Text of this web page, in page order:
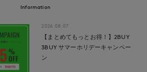
Information
2026.08.07
【まとめてもっとお得！】2BUY
3BUY サマーホリデーキャンペー
ン